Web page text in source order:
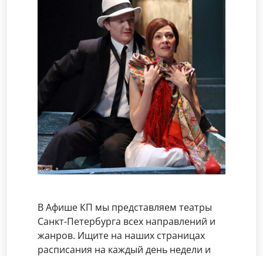
В Афише КП мы представляем театры
Санкт-Петербурга всех направлений и
жанров. Ищите на наших страницах
расписания на каждый день недели и